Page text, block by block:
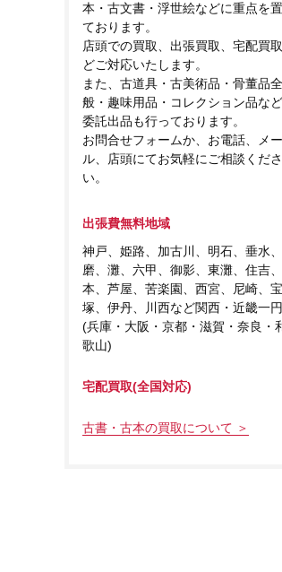
本・古文書・浮世絵などに重点を
ております。
店頭での買取、出張買取、宅配買
どご対応いたします。
また、古道具・古美術品・骨董品全
般・趣味用品・コレクション品な
委託出品も行っております。
お問合せフォームか、お電話、メー
ル、店頭にてお気軽にご相談くださ
い。
出張費無料地域
神戸、姫路、加古川、明石、垂水
磨、灘、六甲、御影、東灘、住吉
本、芦屋、苦楽園、西宮、尼崎、宝
塚、伊丹、川西など関西・近畿一円
(兵庫・大阪・京都・滋賀・奈良・
歌山)
宅配買取(全国対応)
古書・古本の買取について ＞